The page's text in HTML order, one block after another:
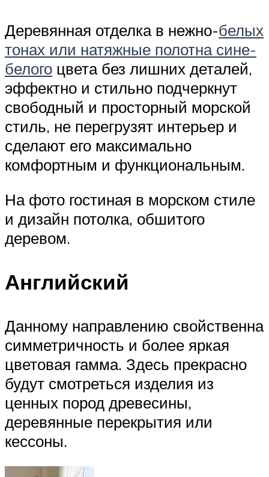
Деревянная отделка в нежно-белых
тонах или натяжные полотна сине-
белого цвета без лишних деталей,
эффектно и стильно подчеркнут
свободный и просторный морской
стиль, не перегрузят интерьер и
сделают его максимально
комфортным и функциональным.
На фото гостиная в морском стиле
и дизайн потолка, обшитого
деревом.
Английский
Данному направлению свойственна
симметричность и более яркая
цветовая гамма. Здесь прекрасно
будут смотреться изделия из
ценных пород древесины,
деревянные перекрытия или
кессоны.